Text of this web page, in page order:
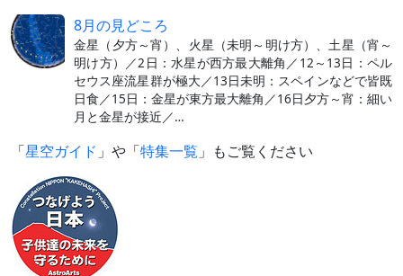
8月の見どころ
金星（夕方～宵）、火星（未明～明け方）、土星（宵～
明け方）／2日：水星が西方最大離角／12～13日：ペル
セウス座流星群が極大／13日未明：スペインなどで皆既
日食／15日：金星が東方最大離角／16日夕方～宵：細い
月と金星が接近／…
「星空ガイド 」や「特集一覧 」もご覧ください